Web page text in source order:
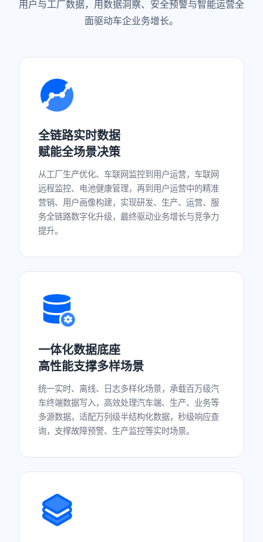
用户与工厂数据，用数据洞察、安全预警与智能运营全
面驱动车企业务增长。
全链路实时数据
赋能全场景决策
从工厂生产优化、车联网监控到用户运营，车联网
远程监控、电池健康管理，再到用户运营中的精准
营销、用户画像构建，实现研发、生产、运营、服
务全链路数字化升级，最终驱动业务增长与竞争力
提升。
一体化数据底座
高性能支撑多样场景
统一实时、离线、日志多样化场景，承载百万级汽
车终端数据写入，高效处理汽车端、生产、业务等
多源数据，适配万列级半结构化数据，秒级响应查
询，支撑故障预警、生产监控等实时场景。